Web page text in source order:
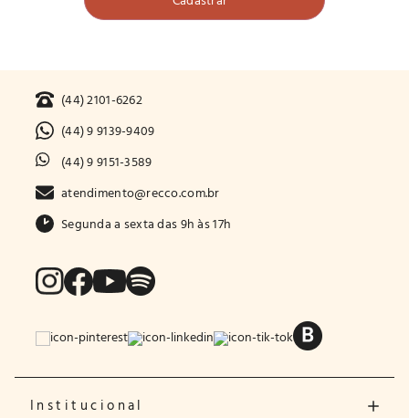
(44) 2101-6262
(44) 9 9139-9409
(44) 9 9151-3589
atendimento@recco.com.br
Segunda a sexta das 9h às 17h
Institucional